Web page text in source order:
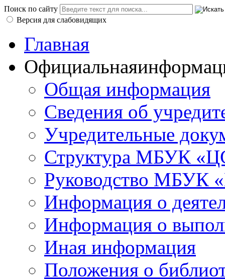
Поиск по сайту
Версия для слабовидящих
Главная
Официальная
Общая информация
Сведения об
Учредительные
Структура МБУК
Руководство МБУК
Информация о
Информация о
Иная информация
Положения о